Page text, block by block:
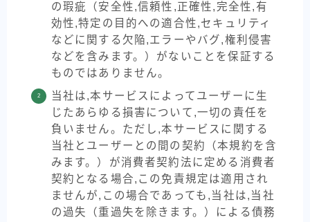
の瑕疵（安全性,信頼性,正確性,完全性,有
効性,特定の目的への適合性,セキュリティ
などに関する欠陥,エラーやバグ,権利侵害
などを含みます。）がないことを保証する
ものではありません。
当社は,本サービスによってユーザーに生
じたあらゆる損害について,一切の責任を
負いません。ただし,本サービスに関する
当社とユーザーとの間の契約（本規約を含
みます。）が消費者契約法に定める消費者
契約となる場合,この免責規定は適用され
ませんが,この場合であっても,当社は,当社
の過失（重過失を除きます。）による債務